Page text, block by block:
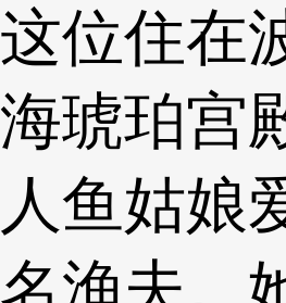
这位住在
海琥珀宫
人鱼姑娘
名渔夫。